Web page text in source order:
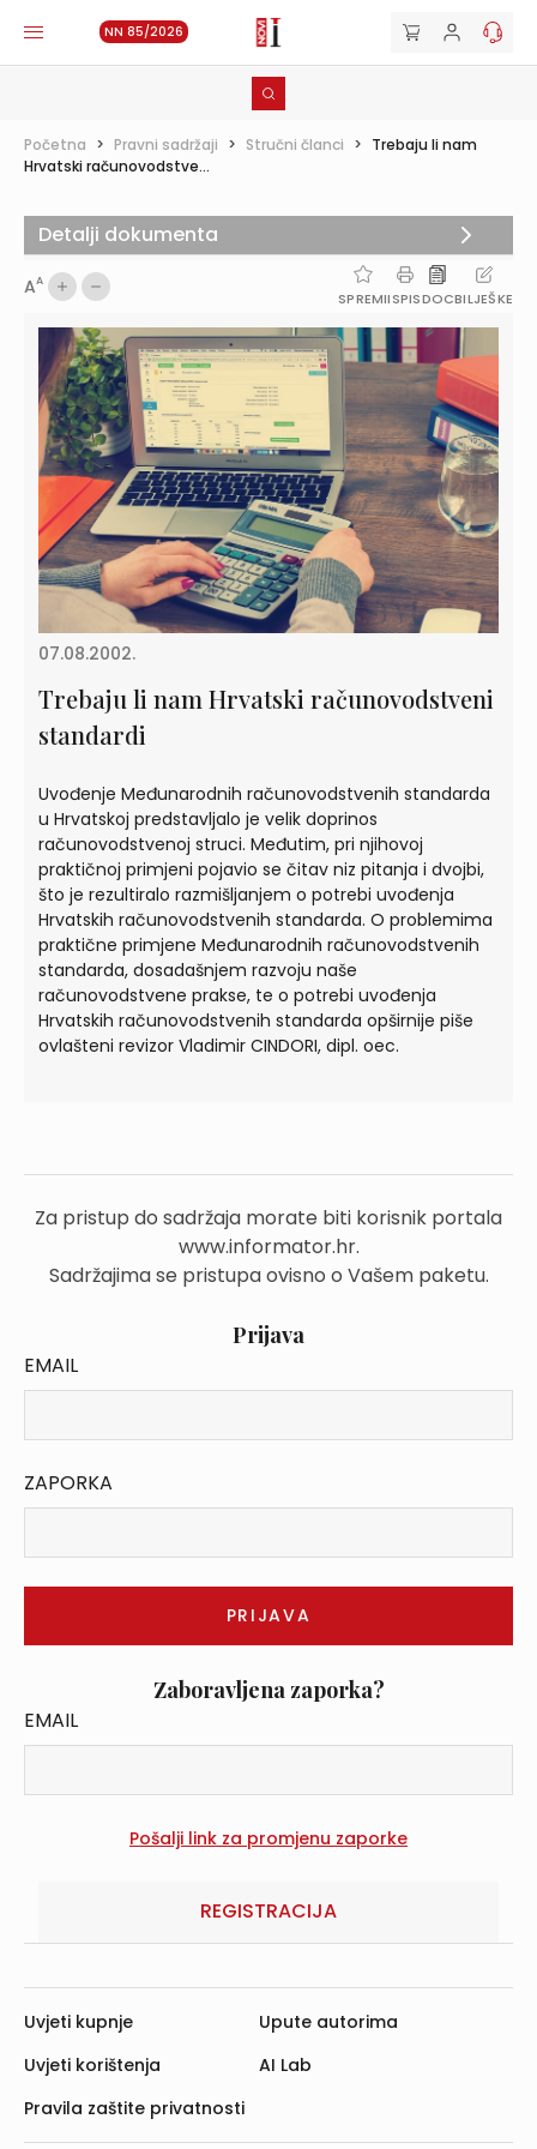
NN 85/2026
Početna > Pravni sadržaji > Stručni članci > Trebaju li nam
Hrvatski računovodstve...
AA
SPREMIISPISDOCBILJEŠKE
07.08.2002.
Trebaju li nam Hrvatski računovodstveni
standardi
Uvođenje Međunarodnih računovodstvenih standarda
u Hrvatskoj predstavljalo je velik doprinos
računovodstvenoj struci. Međutim, pri njihovoj
praktičnoj primjeni pojavio se čitav niz pitanja i dvojbi,
što je rezultiralo razmišljanjem o potrebi uvođenja
Hrvatskih računovodstvenih standarda. O problemima
praktične primjene Međunarodnih računovodstvenih
standarda, dosadašnjem razvoju naše
računovodstvene prakse, te o potrebi uvođenja
Hrvatskih računovodstvenih standarda opširnije piše
ovlašteni revizor Vladimir CINDORI, dipl. oec.
Za pristup do sadržaja morate biti korisnik portala
www.informator.hr.
Sadržajima se pristupa ovisno o Vašem paketu.
Prijava
EMAIL
ZAPORKA
Zaboravljena zaporka?
EMAIL
REGISTRACIJA
Detalji dokumenta
Uvjeti kupnje
Uvjeti korištenja
Pravila zaštite privatnosti
Upute autorima
AI Lab